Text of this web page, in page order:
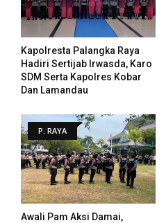
Kapolresta Palangka Raya
Hadiri Sertijab Irwasda, Karo
SDM Serta Kapolres Kobar
Dan Lamandau
P. RAYA
Awali Pam Aksi Damai,